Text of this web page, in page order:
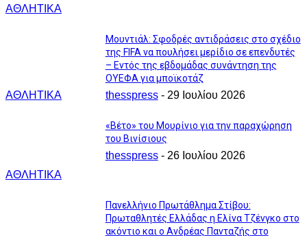
ΑΘΛΗΤΙΚΑ
ΑΘΛΗΤΙΚΑ
Moυντιάλ: Σφοδρές αντιδράσεις στο σχέδιο
της FIFA να πουλήσει μερίδιο σε επενδυτές
– Εντός της εβδομάδας συνάντηση της
ΟΥΕΦΑ για μποϊκοτάζ
thesspress - 29 Ιουλίου 2026
ΑΘΛΗΤΙΚΑ
«Βέτο» του Μουρίνιο για την παραχώρηση
του Βινίσιους
thesspress - 26 Ιουλίου 2026
Πανελλήνιο Πρωτάθλημα Στίβου:
Πρωταθλητές Ελλάδας η Ελίνα Τζένγκο στο
ακόντιο και ο Ανδρέας Πανταζής στο